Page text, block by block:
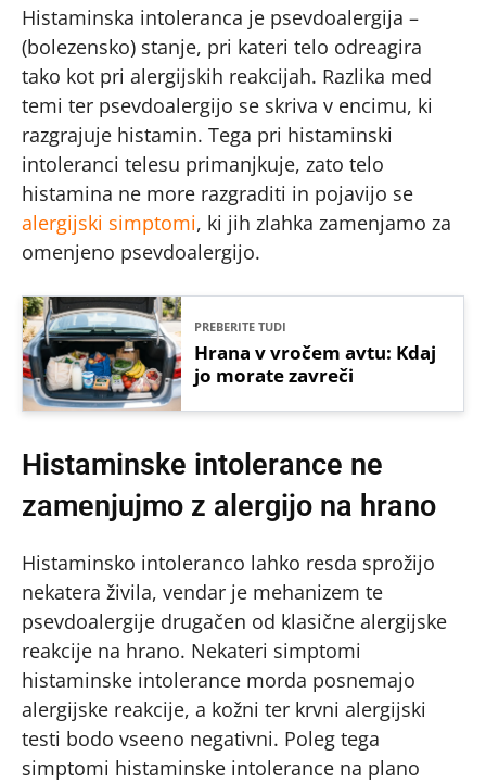
Histaminska intoleranca je psevdoalergija –
(bolezensko) stanje, pri kateri telo odreagira
tako kot pri alergijskih reakcijah. Razlika med
temi ter psevdoalergijo se skriva v encimu, ki
razgrajuje histamin. Tega pri histaminski
intoleranci telesu primanjkuje, zato telo
histamina ne more razgraditi in pojavijo se
alergijski simptomi, ki jih zlahka zamenjamo za
omenjeno psevdoalergijo.
PREBERITE TUDI
Hrana v vročem avtu: Kdaj
jo morate zavreči
Histaminske intolerance ne
zamenjujmo z alergijo na hrano
Histaminsko intoleranco lahko resda sprožijo
nekatera živila, vendar je mehanizem te
psevdoalergije drugačen od klasične alergijske
reakcije na hrano. Nekateri simptomi
histaminske intolerance morda posnemajo
alergijske reakcije, a kožni ter krvni alergijski
testi bodo vseeno negativni. Poleg tega
simptomi histaminske intolerance na plano